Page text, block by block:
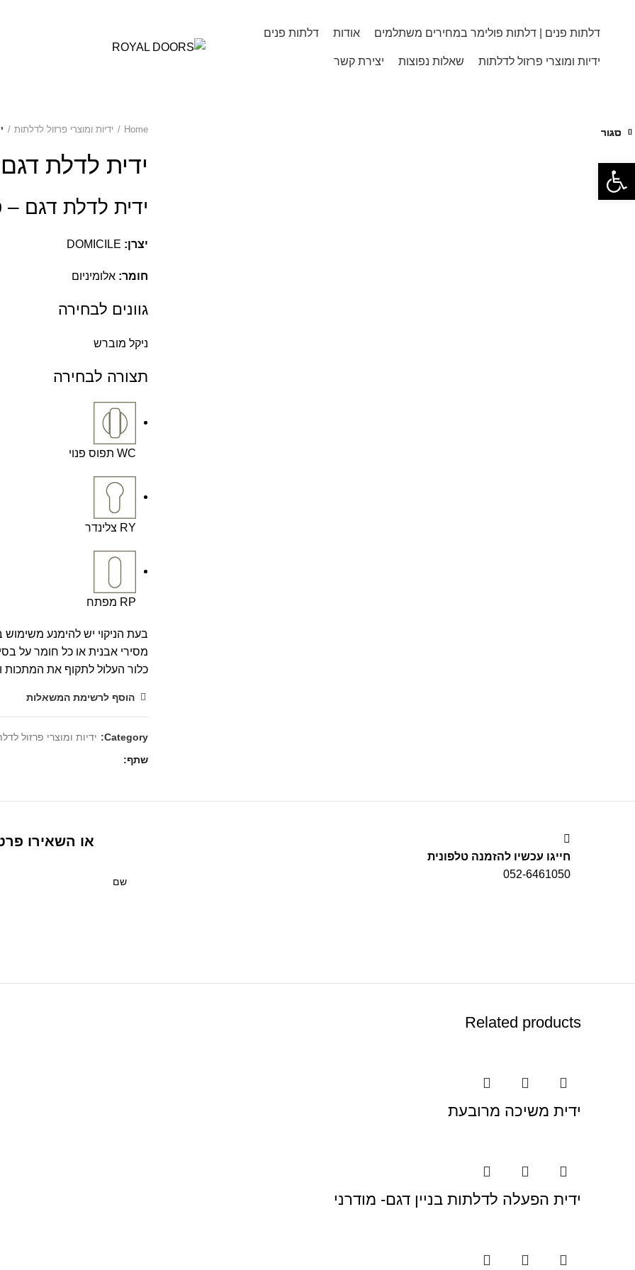
דלתות פנים | דלתות פולימר במחירים משתלמים אודות דלתות פנים
ידיות ומוצרי פרזול לדלתות שאלות נפוצות יצירת קשר
Home ידיות ומוצרי פרזול לדלתות
ידית לדלת
ידית לדלת דגם
יצרן:
חומר: אלומיניום
גוונים לבחירה
ניקל מוברש
תצורה לבחירה
WC תפוס פנוי
RY צלינדר
RP מפתח
בעת הניקוי יש להימנע משימוש
מסירי אבנית או כל חומר על
כלור העלול לתקוף את המתכות
הוסף לרשימת המשאלות
Category: ידיות ומוצרי פרזול
שתף
חייגו עכשיו להזמנה טלפונית
052-6461050
או השאירו
Related products
סגור
ידית משיכה מרובעת
סגור
ידית הפעלה לדלתות בניין דגם- מודרני
סגור
סגור
סגור
סגור
סגור
סגור
פתח סרגל נגישות